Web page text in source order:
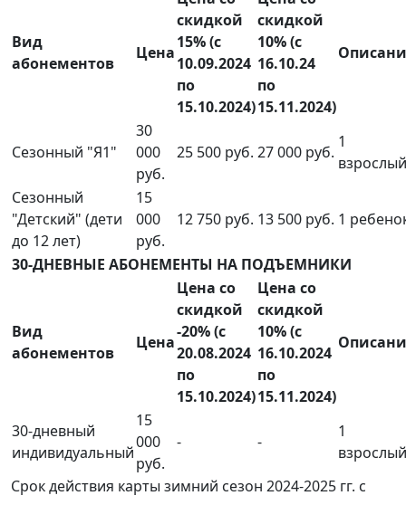
Вид
абонементов
Цена
скидкой
15% (с
10.09.2024
по
15.10.2024)
скидкой
10% (с
16.10.24
по
15.11.2024)
Сезонный "Я1"
30
000
руб.
25 500 руб. 27 000 руб.
1
взрослый
Сезонный
"Детский" (дети
до 12 лет)
15
000
руб.
12 750 руб. 13 500 руб. 1
30-ДНЕВНЫЕ АБОНЕМЕНТЫ НА ПОДЪЕМНИКИ
Вид
абонементов
Цена
Цена со
скидкой
-20% (с
20.08.2024
по
15.10.2024)
Цена со
скидкой
10% (с
16.10.2024
по
15.11.2024)
30-дневный
индивидуальный
15
000
руб.
- -
1
взрослый
Срок действия карты зимний сезон 2024-2025 гг. с